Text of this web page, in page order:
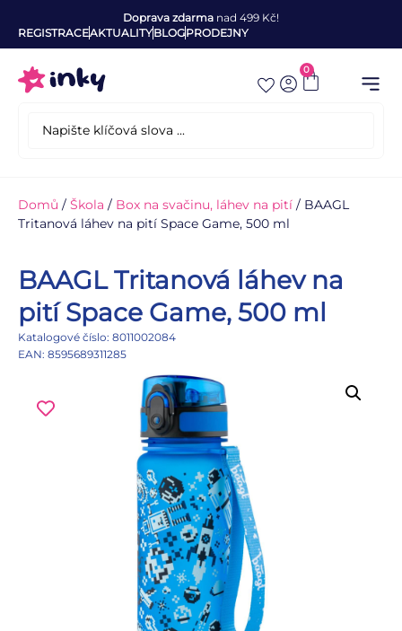
Doprava zdarma nad 499 Kč!
REGISTRACEAKTUALITYBLOGPRODEJNY
0
Domů / Škola / Box na svačinu, láhev na pití / BAAGL
Tritanová láhev na pití Space Game, 500 ml
BAAGL Tritanová láhev na
pití Space Game, 500 ml
Katalogové číslo: 8011002084
EAN: 8595689311285